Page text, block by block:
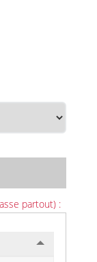
partout) :